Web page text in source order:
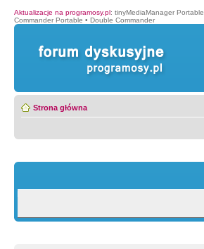
Aktualizacje na programosy.pl: tinyMediaManager Portable
Commander Portable • Double Commander
Strona główna